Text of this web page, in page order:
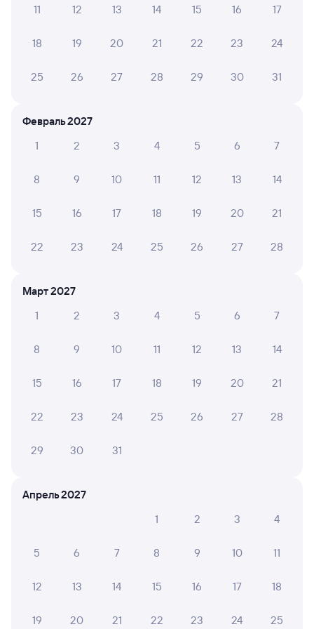
А ещё здесь можно найти
Обратные билеты из Шафраново в Умёт
Отели
11 12 13 14 15 16 17
18 19 20 21 22 23 24
25 26 27 28 29 30 31
Февраль 2027
1
2 3 4 5 6 7
8 9 10 11 12 13 14
15 16 17 18 19 20 21
22 23 24 25 26 27 28
Март 2027
1
2 3 4 5 6 7
8 9 10 11 12 13 14
15 16 17 18 19 20 21
22 23 24 25 26 27 28
29 30 31
Апрель 2027
1
2 3 4
5 6 7 8 9 10 11
12 13 14 15 16 17 18
19 20 21 22 23 24 25